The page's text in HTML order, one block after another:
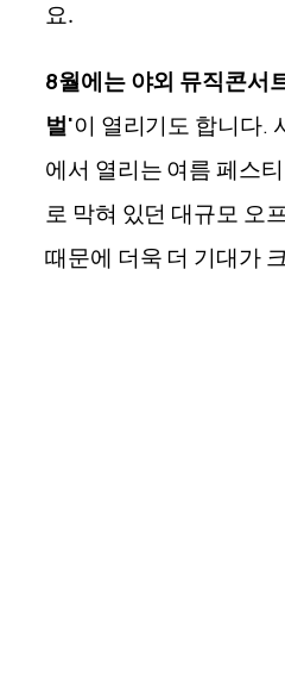
요.
8월에는 야외 뮤직콘서
벌'이 열리기도 합니다.
에서 열리는 여름 페스
로 막혀 있던 대규모 오
때문에 더욱 더 기대가